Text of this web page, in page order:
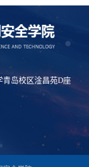
岛校区淦昌苑D座